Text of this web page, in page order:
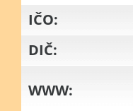
IČO:
DIČ:
WWW: